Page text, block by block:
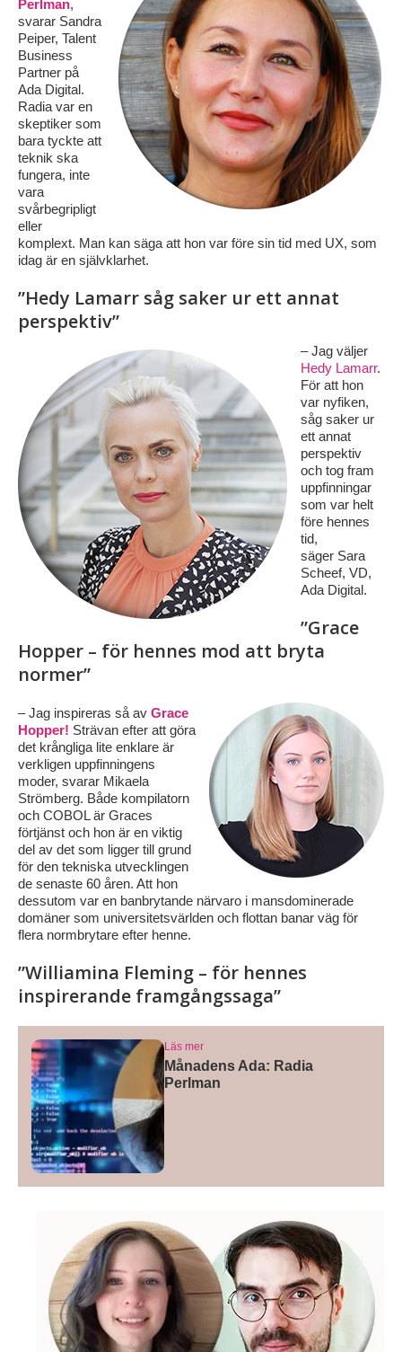
Perlman,
svarar Sandra
Peiper, Talent
Business
Partner på
Ada Digital.
Radia var en
skeptiker som
bara tyckte att
teknik ska
fungera, inte
vara
svårbegripligt
eller
komplext. Man kan säga att hon var före sin tid med UX, som
idag är en självklarhet.
”Hedy Lamarr såg saker ur ett annat
perspektiv”
–Jag väljer
Hedy Lamarr.
För att hon
var nyfiken,
såg saker ur
ett annat
perspektiv
och tog fram
uppfinningar
som var helt
före hennes
tid,
säger Sara
Scheef, VD,
Ada Digital.
”Grace
Hopper – för hennes mod att bryta
normer”
–Jag inspireras så av Grace
Hopper! Strävan efter att göra
det krångliga lite enklare är
verkligen uppfinningens
moder, svarar Mikaela
Strömberg. Både kompilatorn
och COBOL är Graces
förtjänst och hon är en viktig
del av det som ligger till grund
för den tekniska utvecklingen
de senaste 60 åren. Att hon
dessutom var en banbrytande närvaro i mansdominerade
domäner som universitetsvärlden och flottan banar väg för
flera normbrytare efter henne.
”Williamina Fleming – för hennes
inspirerande framgångssaga”
Läs mer
Månadens Ada: Radia
Perlman